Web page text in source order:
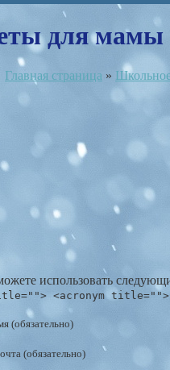
для мамы
Главная страница »
использовать
<acronym title="">
(обязательно)
(обязательно)